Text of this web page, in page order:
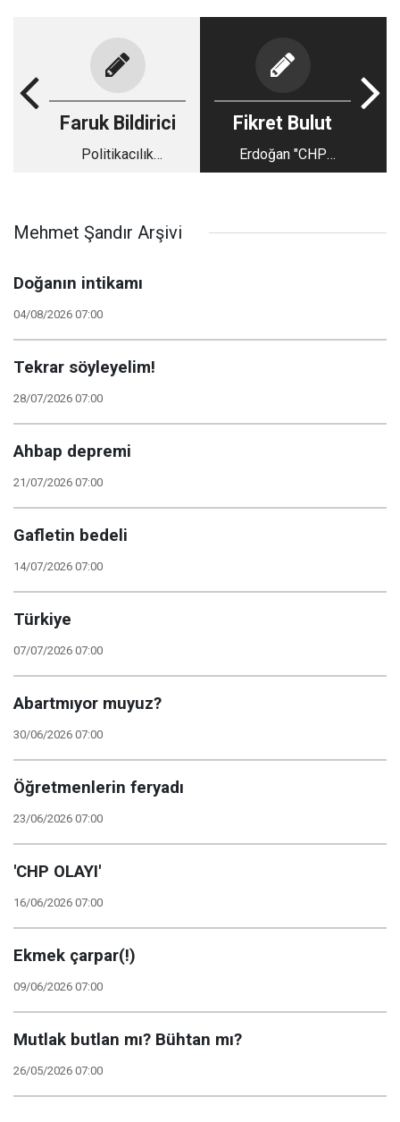
Faruk Bildirici
Politikacılık
Fikret Bulut
Erdoğan "CHP
içindeki mücadelede
Mehmet Şandır Arşivi
Doğanın intikamı
04/08/2026 07:00
Tekrar söyleyelim!
28/07/2026 07:00
Ahbap depremi
21/07/2026 07:00
Gafletin bedeli
14/07/2026 07:00
Türkiye
07/07/2026 07:00
Abartmıyor muyuz?
30/06/2026 07:00
Öğretmenlerin feryadı
23/06/2026 07:00
'CHP OLAYI'
16/06/2026 07:00
Ekmek çarpar(!)
09/06/2026 07:00
Mutlak butlan mı? Bühtan mı?
26/05/2026 07:00